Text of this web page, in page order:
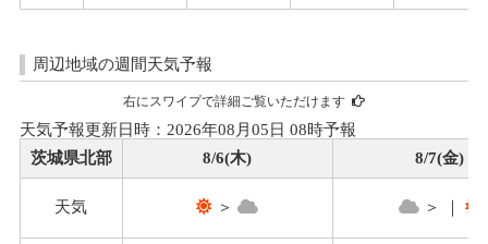
周辺地域の週間天気予報
右にスワイプで詳細ご覧いただけます
天気予報更新日時：2026年08月05日 08時予報
茨城県北部
8/6(木) 8/7(金)
天気 ＞ ＞ ｜